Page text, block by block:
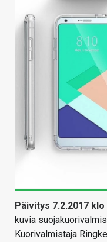
Päivitys 7.2.2017 klo
kuvia
Kuorivalmistaja